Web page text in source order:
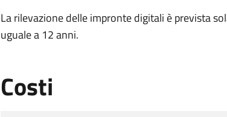
La rilevazione delle impronte digitali è prevista
uguale a 12 anni.
Costi